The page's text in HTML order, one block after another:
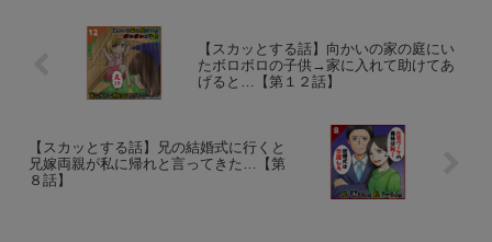
【スカッとする話】向かいの家の庭にい
たボロボロの子供→家に入れて助けてあ
げると…【第１２話】
【スカッとする話】兄の結婚式に行くと
兄嫁両親が私に帰れと言ってきた…【第
８話】